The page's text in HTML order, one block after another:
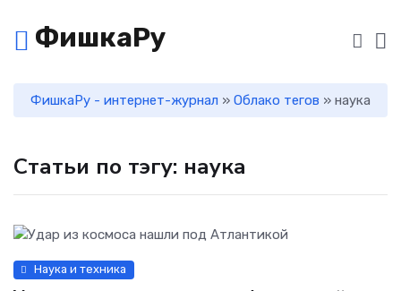
ФишкаРу
ФишкаРу - интернет-журнал » Облако тегов » наука
Статьи по тэгу: наука
Наука и техника